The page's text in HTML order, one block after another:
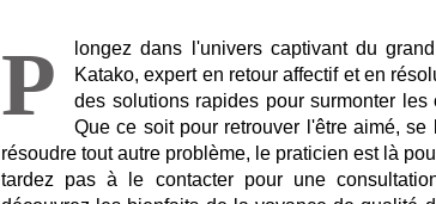
P
longez dans l'univers captivant du
Katako, expert en retour affectif et en
des solutions rapides pour surmonter
Que ce soit pour retrouver l'être aimé,
résoudre tout autre problème, le praticien est là
tardez pas à le contacter pour une